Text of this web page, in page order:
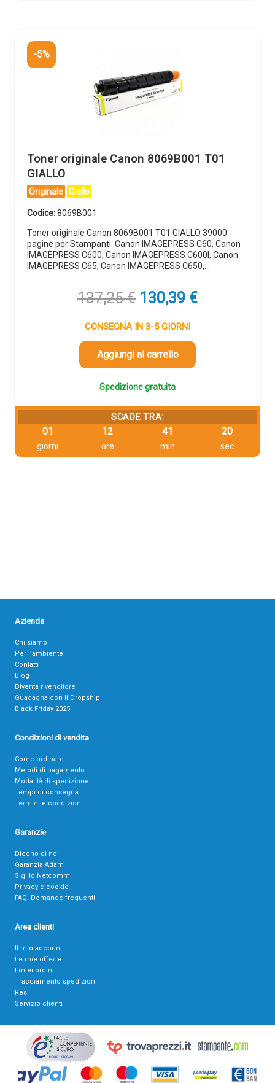
-5%
Toner originale Canon 8069B001 T01
GIALLO
Originale Giallo
Codice:8069B001
Toner originale Canon 8069B001 T01 GIALLO 39000
pagine per Stampanti: Canon IMAGEPRESS C60, Canon
IMAGEPRESS C600, Canon IMAGEPRESS C600I, Canon
IMAGEPRESS C65, Canon IMAGEPRESS C650,…
137,25€ Il
prezzo
originale
era:
137,25 €.
130,39 €Il
CONSEGNA IN 3-5 GIORNI
Aggiungi al carrello
Spedizione gratuita
SCADE TRA:
01
giorni
12
ore
41
min
19
sec
Azienda
Chi siamo
Per l’ambiente
Contatti
Blog
Diventa rivenditore
Guadagna con il Dropship
Black Friday 2025
Condizioni di vendita
Come ordinare
Metodi di pagamento
Modalità di spedizione
Tempi di consegna
Termini e condizioni
Garanzie
Dicono di noi
Garanzia Adam
Sigillo Netcomm
Privacy e cookie
FAQ: Domande frequenti
Area clienti
Il mio account
Le mie offerte
I miei ordini
Tracciamento spedizioni
Resi
Servizio clienti